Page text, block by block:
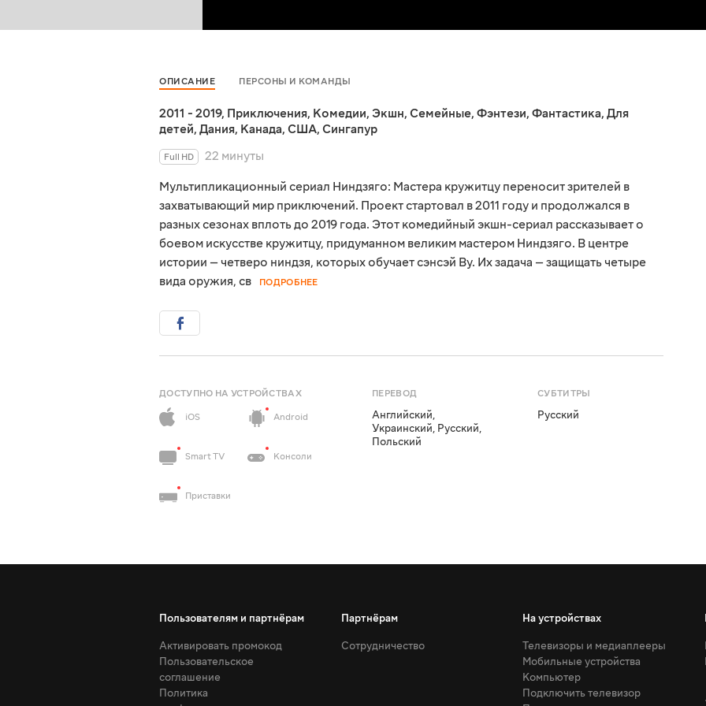
ОПИСАНИЕ ПЕРСОНЫ И КОМАНДЫ
2011 - 2019, Приключения, Комедии, Экшн, Семейные, Фэнтези, Фантастика, Для
детей, Дания, Канада, США, Сингапур
Full HD
22 минуты
Мультипликационный сериал Ниндзяго: Мастера кружитцу переносит зрителей в
захватывающий мир приключений. Проект стартовал в 2011 году и продолжался в
разных сезонах вплоть до 2019 года. Этот комедийный экшн-сериал рассказывает о
боевом искусстве кружитцу, придуманном великим мастером Ниндзяго. В центре
истории — четверо ниндзя, которых обучает сэнсэй Ву. Их задача — защищать четыре
вида оружия, св
ПОДРОБНЕЕ
ДОСТУПНО НА УСТРОЙСТВАХ
iOS
Android
Smart TV Консоли
Приставки
ПЕРЕВОД
Английский,
Украинский, Русский,
Польский
СУБТИТРЫ
Русский
Пользователям и партнёрам
Активировать промокод
Пользовательское
соглашение
Политика
Партнёрам
Сотрудничество
На устройствах
Телевизоры и медиаплееры
Мобильные устройства
Компьютер
Подключить телевизор